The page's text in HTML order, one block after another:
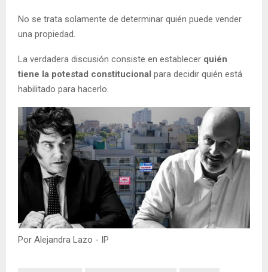
No se trata solamente de determinar quién puede vender
una propiedad.
La verdadera discusión consiste en establecer quién
tiene la potestad constitucional para decidir quién está
habilitado para hacerlo.
Por Alejandra Lazo - IP